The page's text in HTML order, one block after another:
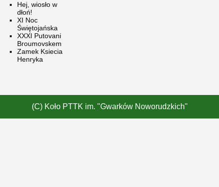
Hej, wiosło w
dłoń!
XI Noc
Świętojańska
XXXI Putovani
Broumovskem
Zamek Ksiecia
Henryka
(C) Koło PTTK im. "Gwarków Noworudzkich"